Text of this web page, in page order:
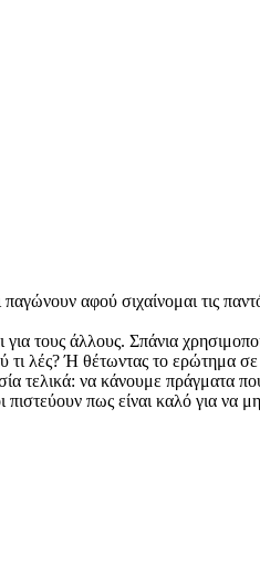
αφού σιχαίνομαι τις
τους άλλους. Σπάνια
τι λές? Ή θέτωντας το ερώτημα
τελικά: να κάνουμε πράγματα
πως είναι καλό για να